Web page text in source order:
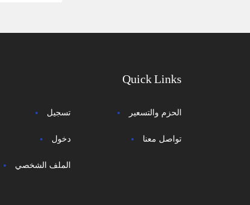
Quick Links
تسجيل
دخول
الملف الشخصي
الحزم والتسعير
تواصل معنا